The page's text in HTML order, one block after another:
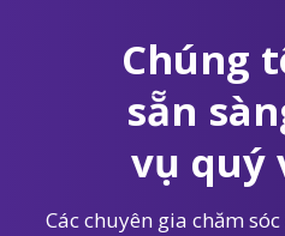
Chúng
sẵn
vụ quý
Các chuyên gia chăm